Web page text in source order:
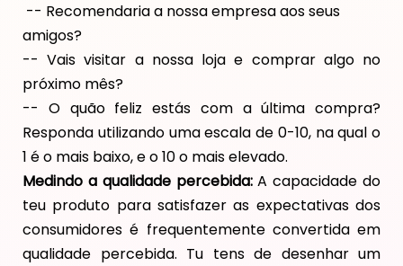
-- Recomendaria a nossa empresa aos seus
amigos?
-- Vais visitar a nossa loja e comprar algo no
próximo mês?
-- O quão feliz estás com a última compra?
Responda utilizando uma escala de 0-10, na qual o
1 é o mais baixo, e o 10 o mais elevado.
Medindo a qualidade percebida:A capacidade do
teu produto para satisfazer as expectativas dos
consumidores é frequentemente convertida em
qualidade percebida. Tu tens de desenhar um